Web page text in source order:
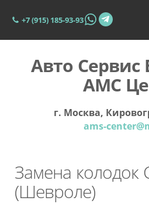
+7 (915) 185-93-93
Авто Сервис
АМС
г. Москва,
ams-
Замена колодок
(Шевроле)